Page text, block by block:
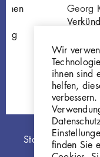
Georg
Startseite
Wir
ihnen sind
helfen,
finden Sie